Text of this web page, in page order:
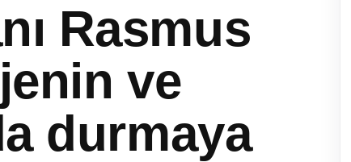
Rasmus
ve
durmaya